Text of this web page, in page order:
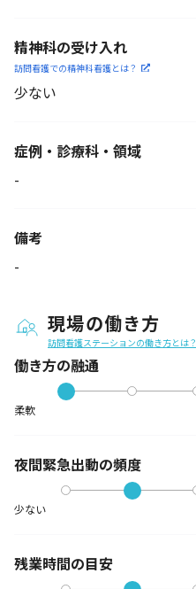
精神科の受け入れ
訪問看護での精神科看護とは？
少ない
症例・診療科・ 領域
-
備考
-
現場の働き方
訪問看護ステーションの働き方とは？
働き方の融通
柔軟
夜間緊急出動の頻度
少ない
残業時間の目安